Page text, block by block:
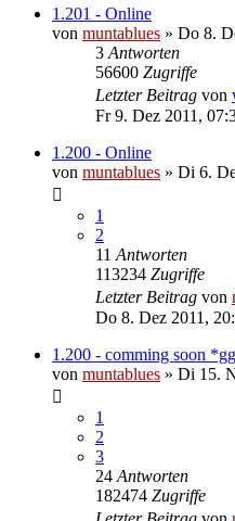
1.201 - Online
von muntablues » Do 8.
3 Antworten
56600 Zugriffe
Letzter Beitrag von
Fr 9. Dez 2011,
1.200 - Online
von muntablues » Di 6.
1
2
11 Antworten
113234 Zugriffe
Letzter Beitrag von
Do 8. Dez 2011,
1.200 - comming soon
von muntablues » Di 15.
1
2
3
24 Antworten
182474 Zugriffe